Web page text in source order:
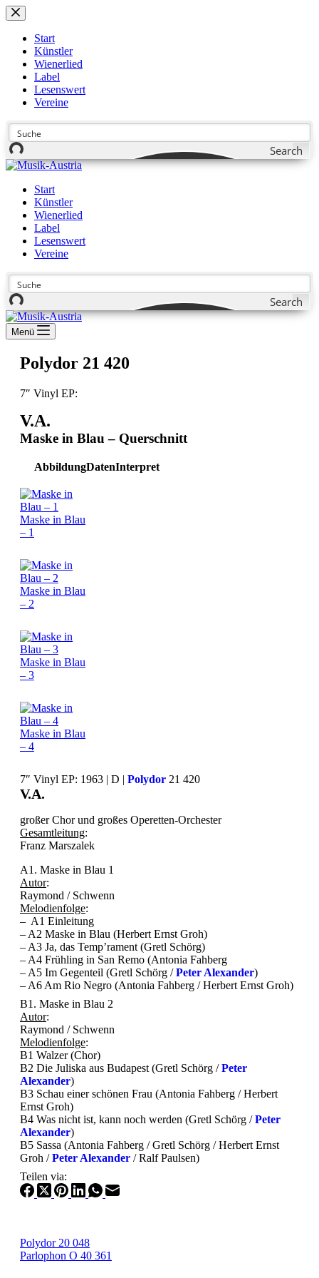
Zum
Inhalt
springenStart
Künstler
Wienerlied
Label
Lesenswert
Vereine
Search
Start
Künstler
Wienerlied
Label
Lesenswert
Vereine
Search
Menü
Polydor 21 420
7″ Vinyl EP:
V.A.
Maske in Blau – Querschnitt
AbbildungDatenInterpret
Maske in Blau
– 1
Maske in Blau
– 2
Maske in Blau
– 3
Maske in Blau
– 4
7″ Vinyl EP: 1963 | D | Polydor 21 420
V.A.
großer Chor und großes Operetten-Orchester
Gesamtleitung:
Franz Marszalek
A1. Maske in Blau 1
Autor:
Raymond / Schwenn
Melodienfolge:
– A1 Einleitung
– A2 Maske in Blau (Herbert Ernst Groh)
– A3 Ja, das Temp’rament (Gretl Schörg)
– A4 Frühling in San Remo (Antonia Fahberg
– A5 Im Gegenteil (Gretl Schörg /Peter Alexander)
– A6 Am Rio Negro (Antonia Fahberg / Herbert Ernst Groh)
B1. Maske in Blau 2
Autor:
Raymond / Schwenn
Melodienfolge:
B1 Walzer (Chor)
B2 Die Juliska aus Budapest (Gretl Schörg /Peter
Alexander)
B3 Schau einer schönen Frau (Antonia Fahberg / Herbert
Ernst Groh)
B4 Was nicht ist, kann noch werden (Gretl Schörg /Peter
Alexander)
B5 Sassa (Antonia Fahberg / Gretl Schörg / Herbert Ernst
Groh /Peter Alexander / Ralf Paulsen)
Teilen via:
Polydor 20 048
Parlophon O 40 361